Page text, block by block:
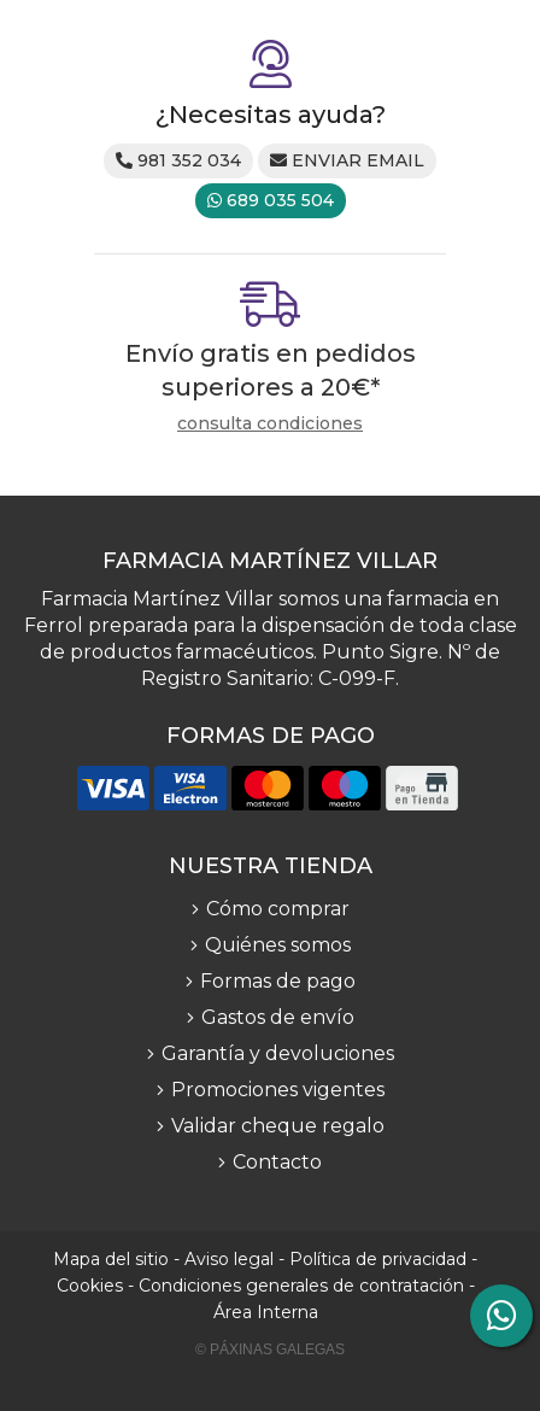
¿Necesitas ayuda?
981 352 034
ENVIAR EMAIL
689 035 504
Envío gratis en pedidos
superiores a 20€*
consulta condiciones
FARMACIA MARTÍNEZ VILLAR
Farmacia Martínez Villar somos una farmacia en
Ferrol preparada para la dispensación de toda clase
de productos farmacéuticos. Punto Sigre. Nº de
Registro Sanitario: C-099-F.
FORMAS DE PAGO
NUESTRA TIENDA
Cómo comprar
Quiénes somos
Formas de pago
Gastos de envío
Garantía y devoluciones
Promociones vigentes
Validar cheque regalo
Contacto
Mapa del sitio - Aviso legal - Política de privacidad -
Cookies- Condiciones generales de contratación -
Área Interna
© PÁXINAS GALEGAS